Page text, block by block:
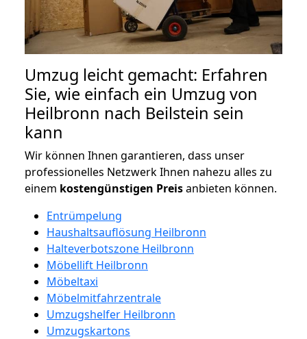
Umzug leicht gemacht: Erfahren
Sie, wie einfach ein Umzug von
Heilbronn nach Beilstein sein
kann
Wir können Ihnen garantieren, dass unser
professionelles Netzwerk Ihnen nahezu alles zu
einem kostengünstigen Preisanbieten können.
Entrümpelung
Haushaltsauflösung Heilbronn
Halteverbotszone Heilbronn
Möbellift Heilbronn
Möbeltaxi
Möbelmitfahrzentrale
Umzugshelfer Heilbronn
Umzugskartons